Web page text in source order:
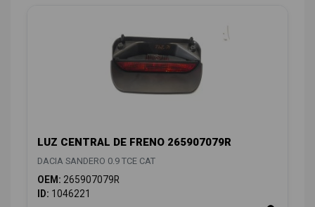
LUZ CENTRAL DE FRENO 265907079R
DACIA SANDERO 0.9 TCE CAT
OEM: 265907079R
ID: 1046221